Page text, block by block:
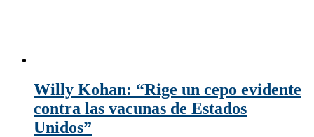
Willy Kohan: “Rige un cepo evidente
contra las vacunas de Estados
Unidos”